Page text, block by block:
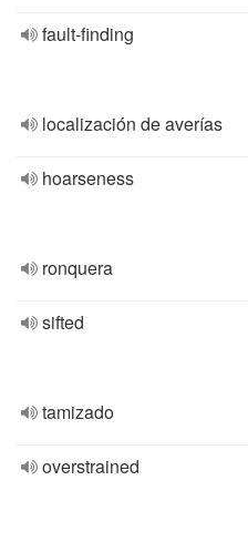
fault-finding
localización de averías
hoarseness
ronquera
sifted
tamizado
overstrained